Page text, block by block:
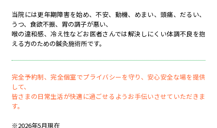
当院には更年期障害を始め、不安、動機、めまい、頭痛、だるい、
うつ、食欲不振、胃の調子が悪い、
喉の違和感、冷え性などお医者さんでは解決しにくい体調不良を抱
える方のための鍼灸施術所です。
完全予約制、完全個室でプライバシーを守り、安心安全な場を提供
して、
皆さまの日常生活が快適に過ごせるようお手伝いさせていただきま
す。
※2026年5月現在